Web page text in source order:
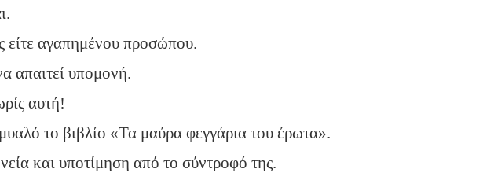
είτε αγαπημένου προσώπου.
απαιτεί υπομονή.
αυτή!
το βιβλίο «Τα μαύρα φεγγάρια του έρωτα».
και υποτίμηση από το σύντροφό της.